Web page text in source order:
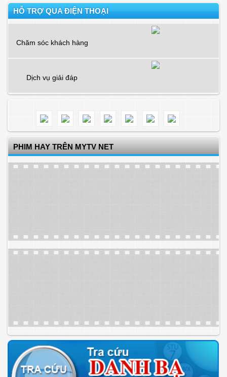
HỖ TRỢ QUA ĐIỆN THOẠI
Chăm sóc khách hàng
Dịch vụ giải đáp
PHIM HAY TRÊN MYTV NET